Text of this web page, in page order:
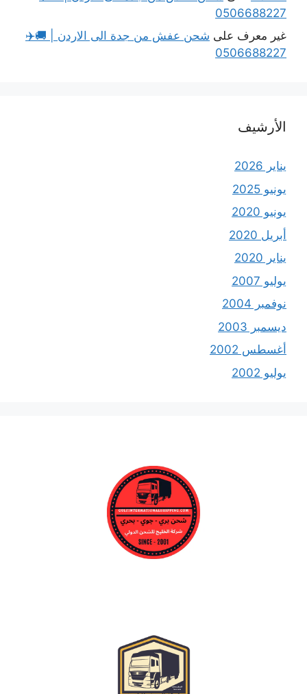
0506688227
غير معرف على شحن عفش من جدة الى الاردن | 🚚✈️
0506688227
الأرشيف
يناير 2026
يونيو 2025
يونيو 2020
أبريل 2020
يناير 2020
يوليو 2007
نوفمبر 2004
ديسمبر 2003
أغسطس 2002
يوليو 2002